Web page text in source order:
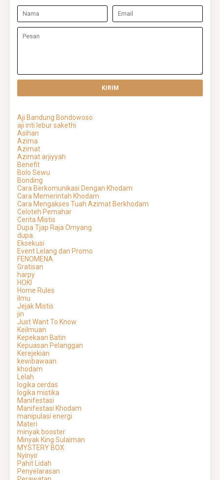
Aji Bandung Bondowoso
aji inti lebur sakethi
Asihan
Azima
Azimat
Azimat arjiyyah
Benefit
Bolo Sewu
Bonding
Cara Berkomunikasi Dengan Khodam
Cara Memerintah Khodam
Cara Mengakses Tuah Azimat Berkhodam
Celoteh Pemahar
Cerita Mistis
Dupa Tjap Raja Omyang
dupa.
Eksekusi
Event Lelang dan Promo
FENOMENA
Gratisan
harpy
HOKI
Home Rules
ilmu
Jejak Mistis
jin
Just Want To Know
Keilmuan
Kepekaan Batin
Kepuasan Pelanggan
Kerejekian
kewibawaan
khodam
Lelah
logika cerdas
logika mistika
Manifestasi
Manifestasi Khodam
manipulasi energi
Materi
minyak booster
Minyak King Sulaiman
MYSTERY BOX
Nyinyir
Pahit Lidah
Penyelarasan